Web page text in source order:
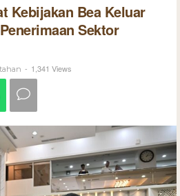
Kebijakan Bea Keluar
Sektor
- 1,341 Views